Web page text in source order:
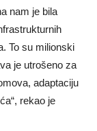
nam je bila
To su milionski
je utrošeno za
adaptaciju
rekao je